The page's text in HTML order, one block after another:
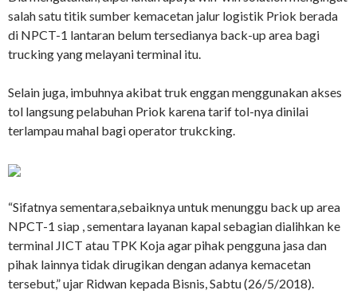
salah satu titik sumber kemacetan jalur logistik Priok berada
di NPCT-1 lantaran belum tersedianya back-up area bagi
trucking yang melayani terminal itu.
Selain juga, imbuhnya akibat truk enggan menggunakan akses
tol langsung pelabuhan Priok karena tarif tol-nya dinilai
terlampau mahal bagi operator trukcking.
“Sifatnya sementara,sebaiknya untuk menunggu back up area
NPCT-1 siap , sementara layanan kapal sebagian dialihkan ke
terminal JICT atau TPK Koja agar pihak pengguna jasa dan
pihak lainnya tidak dirugikan dengan adanya kemacetan
tersebut,” ujar Ridwan kepada Bisnis, Sabtu (26/5/2018).